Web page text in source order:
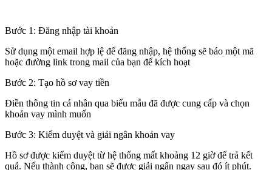
Bước 1: Đăng nhập tài khoản
Sử dụng một email hợp lệ để đăng nhập, hệ thống sẽ báo một mã
hoặc đường link trong mail của bạn để kích hoạt
Bước 2: Tạo hồ sơ vay tiền
Điền thông tin cá nhân qua biểu mẫu đã được cung cấp và chọn
khoản vay mình muốn
Bước 3: Kiểm duyệt và giải ngân khoản vay
Hồ sơ được kiểm duyệt từ hệ thống mất khoảng 12 giờ để trả kết
quả. Nếu thành công, bạn sẽ được giải ngân ngay sau đó ít phút.